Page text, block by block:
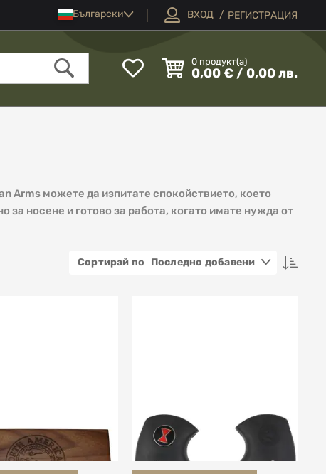
ЕзикБългарски ВХОД РЕГИСТРАЦИЯ
Моят
списък
любими
0 продукт(а)
0,00 € / 0,00 лв.
Търсене
Arms можете да изпитате спокойствието, което
за носене и готово за работа, когато имате нужда от
Последно добавени